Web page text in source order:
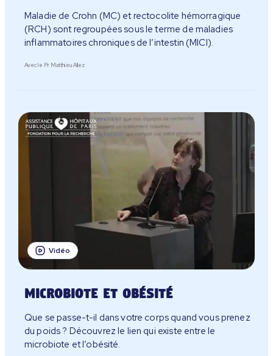
Les témoignages inspirants
Les microbiotes & moi
Maladie de Crohn (MC) et rectocolite hémorragique
(RCH) sont regroupées sous le terme de maladies
inflammatoires chroniques de l’intestin (MICI).
Avec le Pr Matthieu Allez
Vidéo
Microbiote et obésité
Que se passe-t-il dans votre corps quand vous prenez
du poids ? Découvrez le lien qui existe entre le
microbiote et l’obésité.